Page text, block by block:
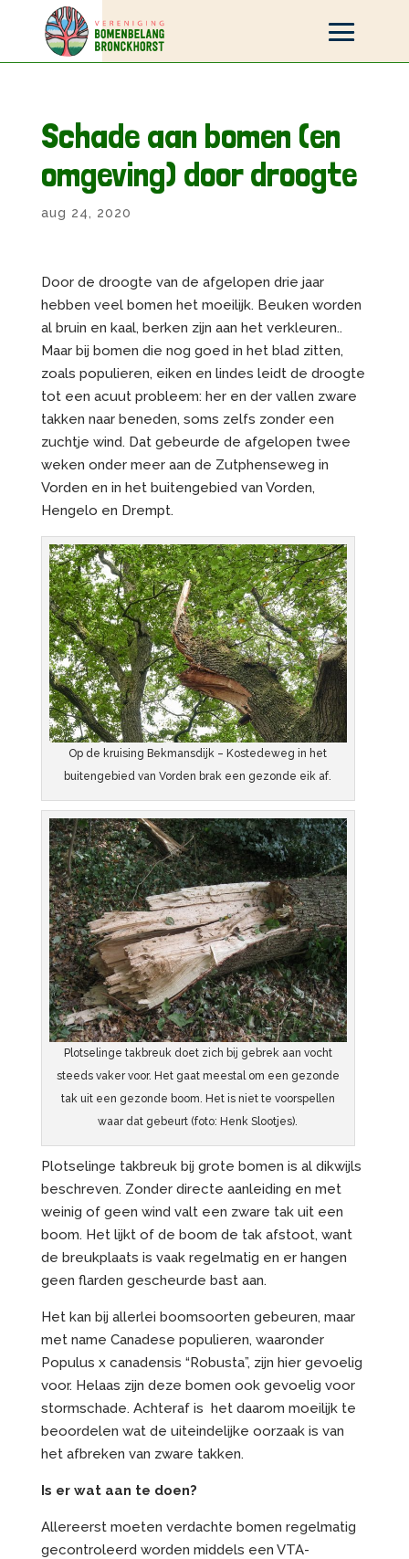
Schade aan bomen (en
omgeving) door droogte
aug 24, 2020
Door de droogte van de afgelopen drie jaar
hebben veel bomen het moeilijk. Beuken worden
al bruin en kaal, berken zijn aan het verkleuren..
Maar bij bomen die nog goed in het blad zitten,
zoals populieren, eiken en lindes leidt de droogte
tot een acuut probleem: her en der vallen zware
takken naar beneden, soms zelfs zonder een
zuchtje wind. Dat gebeurde de afgelopen twee
weken onder meer aan de Zutphenseweg in
Vorden en in het buitengebied van Vorden,
Hengelo en Drempt.
Op de kruising Bekmansdijk – Kostedeweg in het
buitengebied van Vorden brak een gezonde eik af.
Plotselinge takbreuk doet zich bij gebrek aan vocht
steeds vaker voor. Het gaat meestal om een gezonde
tak uit een gezonde boom. Het is niet te voorspellen
waar dat gebeurt (foto: Henk Slootjes).
Plotselinge takbreuk bij grote bomen is al dikwijls
beschreven. Zonder directe aanleiding en met
weinig of geen wind valt een zware tak uit een
boom. Het lijkt of de boom de tak afstoot, want
de breukplaats is vaak regelmatig en er hangen
geen flarden gescheurde bast aan.
Het kan bij allerlei boomsoorten gebeuren, maar
met name Canadese populieren, waaronder
Populus x canadensis “Robusta”, zijn hier gevoelig
voor. Helaas zijn deze bomen ook gevoelig voor
stormschade. Achteraf is het daarom moeilijk te
beoordelen wat de uiteindelijke oorzaak is van
het afbreken van zware takken.
Is er wat aan te doen?
Allereerst moeten verdachte bomen regelmatig
gecontroleerd worden middels een VTA-